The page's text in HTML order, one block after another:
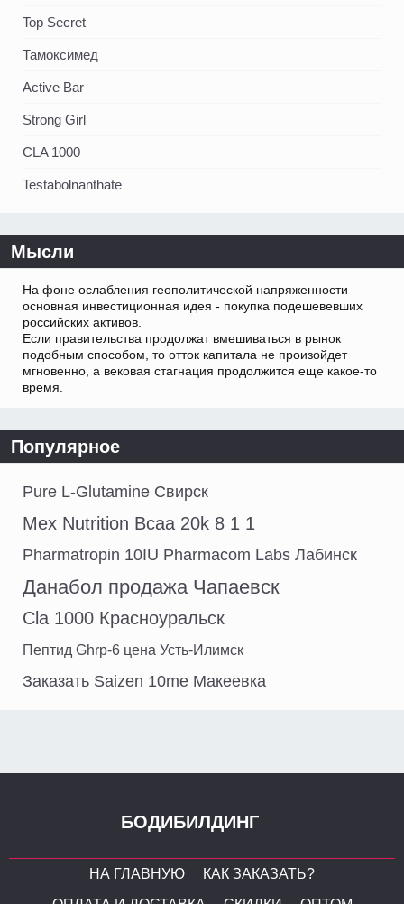
Top Secret
Тамоксимед
Active Bar
Strong Girl
CLA 1000
Testabolnanthate
Мысли
На фоне ослабления геополитической напряженности
основная инвестиционная идея - покупка подешевевших
российских активов.
Если правительства продолжат вмешиваться в рынок
подобным способом, то отток капитала не произойдет
мгновенно, а вековая стагнация продолжится еще какое-то
время.
Популярное
Pure L-Glutamine Свирск
Mex Nutrition Bcaa 20k 8 1 1
Pharmatropin 10IU Pharmacom Labs Лабинск
Данабол продажа Чапаевск
Cla 1000 Красноуральск
Пептид Ghrp-6 цена Усть-Илимск
Заказать Saizen 10me Макеевка
БОДИБИЛДИНГ
НА ГЛАВНУЮ
КАК ЗАКАЗАТЬ?